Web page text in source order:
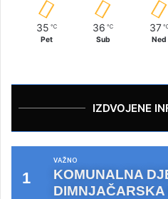
35 ℃
Pet
36 ℃
Sub
37
Ned
IZDVOJENE
VAŽNO
KOMUNALNA